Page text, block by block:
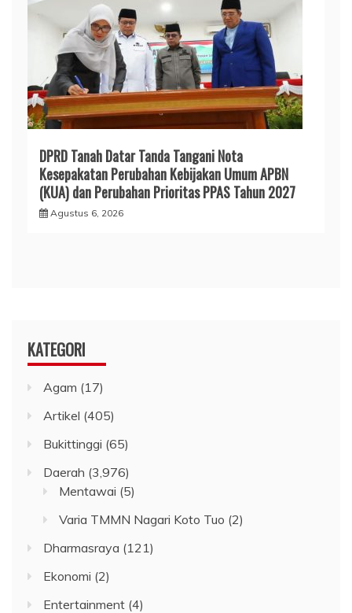
DPRD Tanah Datar Tanda Tangani Nota
Kesepakatan Perubahan Kebijakan Umum APBN
(KUA) dan Perubahan Prioritas PPAS Tahun 2027
Agustus 6, 2026
KATEGORI
Agam (17)
Artikel (405)
Bukittinggi (65)
Daerah (3,976)
Mentawai (5)
Varia TMMN Nagari Koto Tuo (2)
Dharmasraya (121)
Ekonomi (2)
Entertainment (4)